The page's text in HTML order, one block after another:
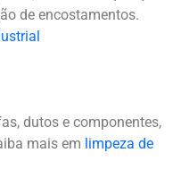
de encostamentos.
dutos e componentes,
mais em limpeza de